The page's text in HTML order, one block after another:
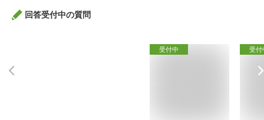
回答受付中の質問
受付中 受付